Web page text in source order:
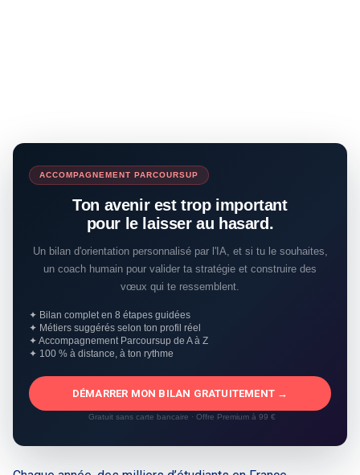
ACCOMPAGNEMENT PARCOURSUP
Ton avenir est trop important
pour le laisser au hasard.
Un bilan d'orientation personnalisé par l'IA, et si tu le souhaites,
un coach humain pour valider ta stratégie et construire des
vœux qui te ressemblent.
✦ Bilan complet en 8 étapes guidées
✦ Métiers suggérés selon ton profil réel
✦ Accompagnement Parcoursup de A à Z
✦ 100 % à distance, à ton rythme
DÉMARRER MON BILAN GRATUITEMENT →
Gratuit sans carte bancaire · Offre Premium à 99 €